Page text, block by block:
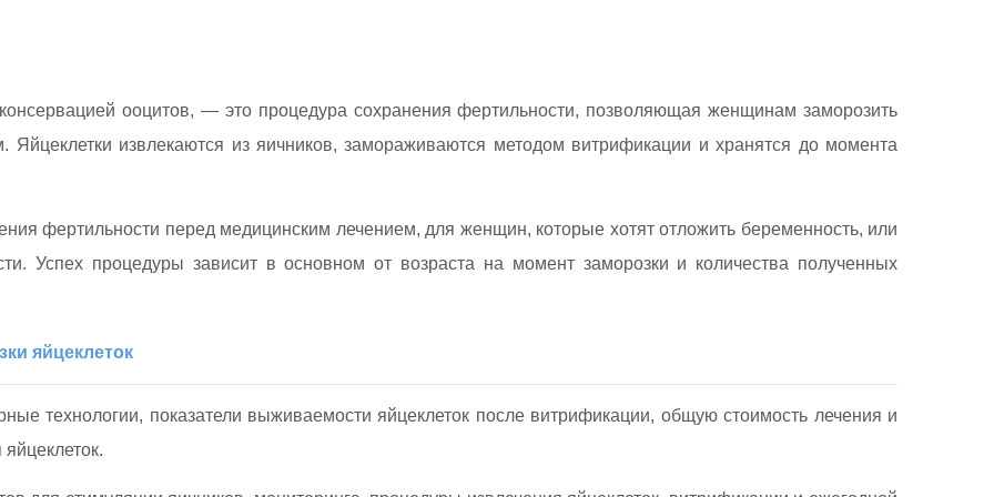
ооцитов, — это процедура сохранения фертильности, позволяющая женщинам заморозить
Яйцеклетки извлекаются из яичников, замораживаются методом витрификации и хранятся до момента
фертильности перед медицинским лечением, для женщин, которые хотят отложить беременность, или
Успех процедуры зависит в основном от возраста на момент заморозки и количества полученных
яйцеклеток
технологии, показатели выживаемости яйцеклеток после витрификации, общую стоимость лечения и